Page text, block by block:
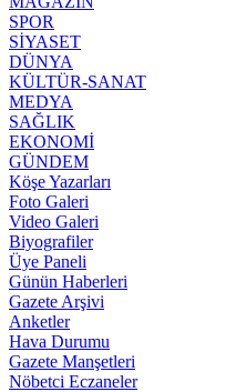
SPOR
SİYASET
DÜNYA
KÜLTÜR-SANAT
MEDYA
SAĞLIK
EKONOMİ
GÜNDEM
Köşe Yazarları
Foto Galeri
Video Galeri
Biyografiler
Üye Paneli
Günün Haberleri
Gazete Arşivi
Anketler
Hava Durumu
Gazete Manşetleri
Nöbetci Eczaneler